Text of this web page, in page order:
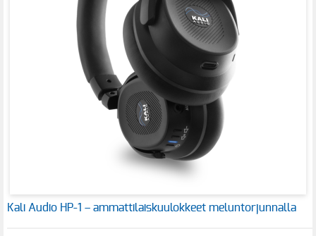
Kali Audio HP-1 – ammattilaiskuulokkeet meluntorjunnalla